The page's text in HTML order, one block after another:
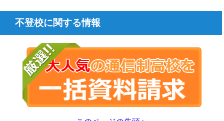
不登校に関する情報